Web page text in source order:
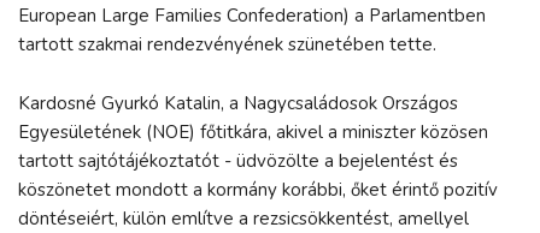
European Large Families Confederation) a Parlamentben
tartott szakmai rendezvényének szünetében tette.
Kardosné Gyurkó Katalin, a Nagycsaládosok Országos
Egyesületének (NOE) főtitkára, akivel a miniszter közösen
tartott sajtótájékoztatót - üdvözölte a bejelentést és
köszönetet mondott a kormány korábbi, őket érintő pozitív
döntéseiért, külön említve a rezsicsökkentést, amellyel